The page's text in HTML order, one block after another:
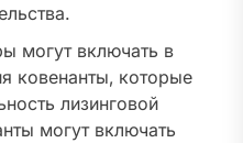
могут включать в
ковенанты‚ которые
лизинговой
могут включать